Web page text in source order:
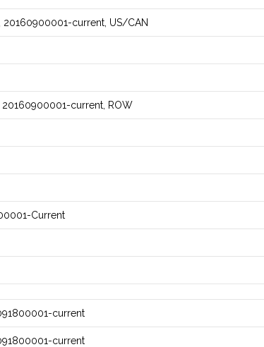
20160900001-current, US/CAN
20160900001-current, ROW
Current
current
current